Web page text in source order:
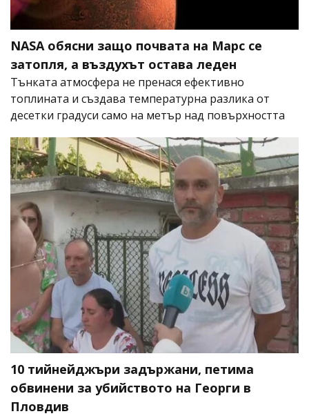
NASA обясни защо почвата на Марс се
затопля, а въздухът остава леден
Тънката атмосфера не пренася ефективно
топлината и създава температурна разлика от
десетки градуси само на метър над повърхността
10 тийнейджъри задържани, петима
обвинени за убийството на Георги в
Пловдив